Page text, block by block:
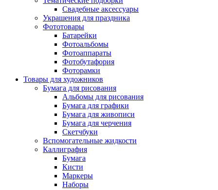
Свадебные аксессуары
Украшения для праздника
Фототовары
Батарейки
Фотоальбомы
Фотоаппараты
Фотобутафория
Фоторамки
Товары для художников
Бумага для рисования
Альбомы для рисования
Бумага для графики
Бумага для живописи
Бумага для черчения
Скетчбуки
Вспомогательные жидкости
Каллиграфия
Бумага
Кисти
Маркеры
Наборы